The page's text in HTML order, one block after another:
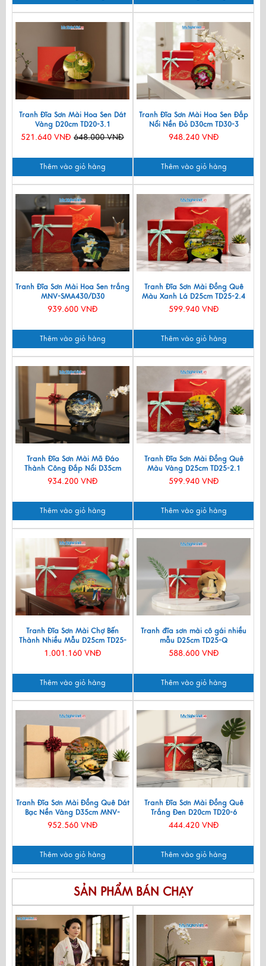
Tranh Đĩa Sơn Mài Hoa Sen Dát
Vàng D20cm TD20-3.1
521.640 VNĐ 648.000 VNĐ
Thêm vào giỏ hàng
Tranh Đĩa Sơn Mài Hoa Sen Đắp
Nổi Nền Đỏ D30cm TD30-3
948.240 VNĐ
Thêm vào giỏ hàng
Tranh Đĩa Sơn Mài Hoa Sen trắng
MNV-SMA430/D30
939.600 VNĐ
Thêm vào giỏ hàng
Tranh Đĩa Sơn Mài Đồng Quê
Màu Xanh Lá D25cm TD25-2.4
599.940 VNĐ
Thêm vào giỏ hàng
Tranh Đĩa Sơn Mài Mã Đáo
Thành Công Đắp Nổi D35cm
MNV-TD358
934.200 VNĐ
Thêm vào giỏ hàng
Tranh Đĩa Sơn Mài Đồng Quê
Màu Vàng D25cm TD25-2.1
599.940 VNĐ
Thêm vào giỏ hàng
Tranh Đĩa Sơn Mài Chợ Bến
Thành Nhiều Mẫu D25cm TD25-
TBL10
1.001.160 VNĐ
Thêm vào giỏ hàng
Tranh đĩa sơn mài cô gái nhiều
mẫu D25cm TD25-Q
588.600 VNĐ
Thêm vào giỏ hàng
Tranh Đĩa Sơn Mài Đồng Quê Dát
Bạc Nền Vàng D35cm MNV-
TSMD356-1.2
952.560 VNĐ
Thêm vào giỏ hàng
Tranh Đĩa Sơn Mài Đồng Quê
Trắng Đen D20cm TD20-6
444.420 VNĐ
Thêm vào giỏ hàng
SẢN PHẨM BÁN CHẠY